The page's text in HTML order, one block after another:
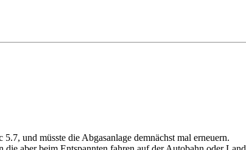
und müsste die Abgasanlage demnächst mal erneuern.